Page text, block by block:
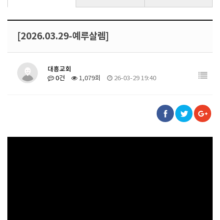
[2026.03.29-예루살렘]
대흥교회
0건 1,079회 26-03-29 19:40